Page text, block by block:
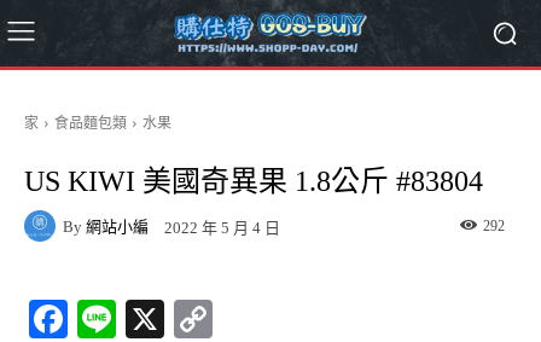
家 食品麵包類 水果
US KIWI 美國奇異果 1.8公斤 #83804
By 網站小編 2022 年 5 月 4 日 292
Fa
Li
X